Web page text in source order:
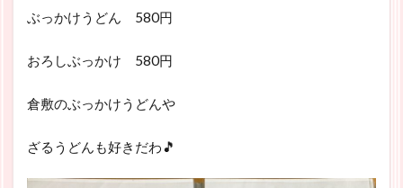
ぶっかけうどん 580円
おろしぶっかけ 580円
倉敷のぶっかけうどんや
ざるうどんも好きだわ🎵